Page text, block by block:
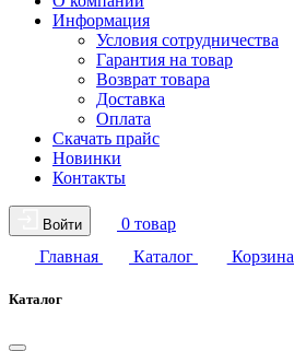
Информация
Условия сотрудничества
Гарантия на товар
Возврат товара
Доставка
Оплата
Скачать прайс
Новинки
Контакты
Войти
0 товар
Главная
Каталог Корзина
Каталог